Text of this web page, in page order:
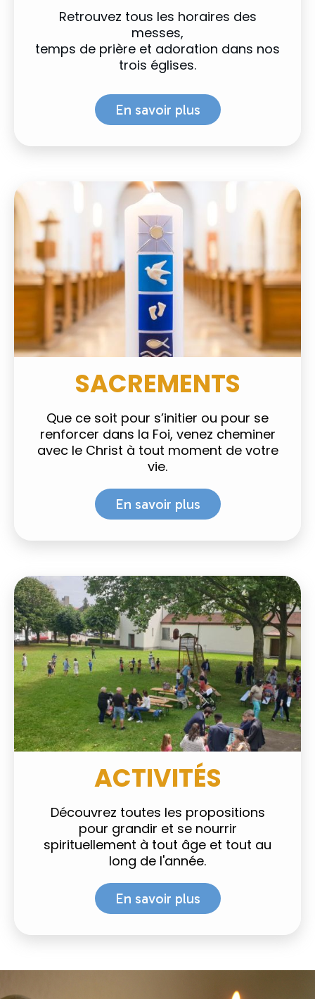
Retrouvez tous les horaires des
messes,
temps de prière et adoration dans nos
trois églises.
En savoir plus
SACREMENTS
Que ce soit pour s’initier ou pour se
renforcer dans la Foi, venez cheminer
avec le Christ à tout moment de votre
vie.
En savoir plus
ACTIVITÉS
Découvrez toutes les propositions
pour grandir et se nourrir
spirituellement à tout âge et tout au
long de l'année.
En savoir plus